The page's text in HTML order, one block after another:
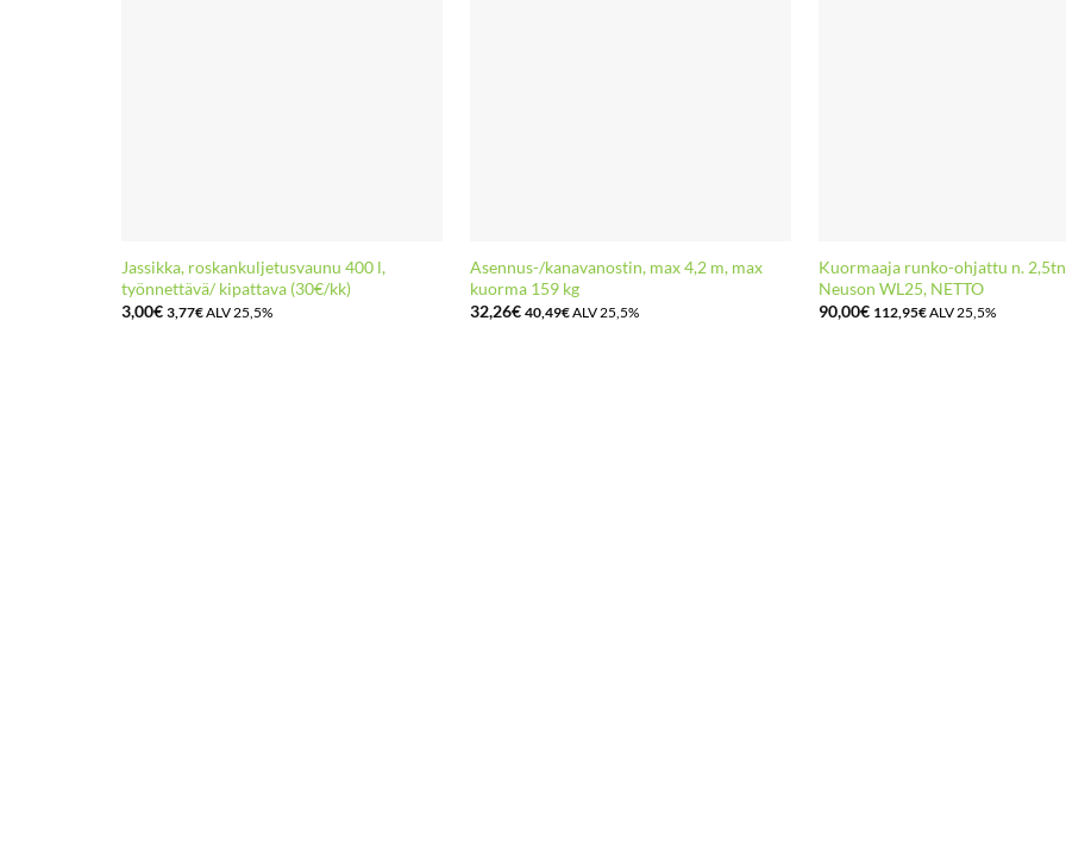
Jassikka, roskankuljetusvaunu 400 l,
työnnettävä/ kipattava (30€/kk)
3,00€ 3,77€ALV 25,5%
Asennus-/kanavanostin, max 4,2 m, max
kuorma 159 kg
32,26€ 40,49€ALV 25,5%
Kuormaaja runko-ohjattu n.
Neuson WL25, NETTO
90,00€ 112,95€ALV 25,5%